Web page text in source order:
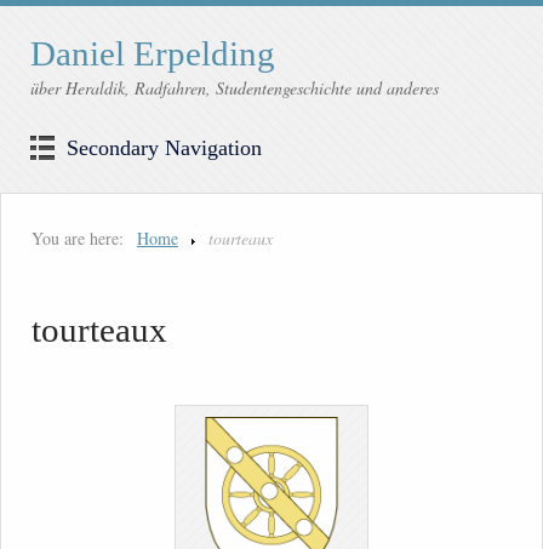
Daniel Erpelding
über Heraldik, Radfahren, Studentengeschichte und anderes
Secondary Navigation
You are here: Home tourteaux
tourteaux